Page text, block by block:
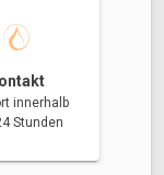
innerhalb
Stunden